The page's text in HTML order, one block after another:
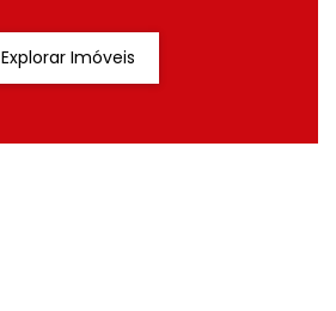
Explorar Imóveis